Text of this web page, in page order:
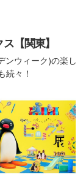
【関東】
ンウィーク)の楽し
続々！